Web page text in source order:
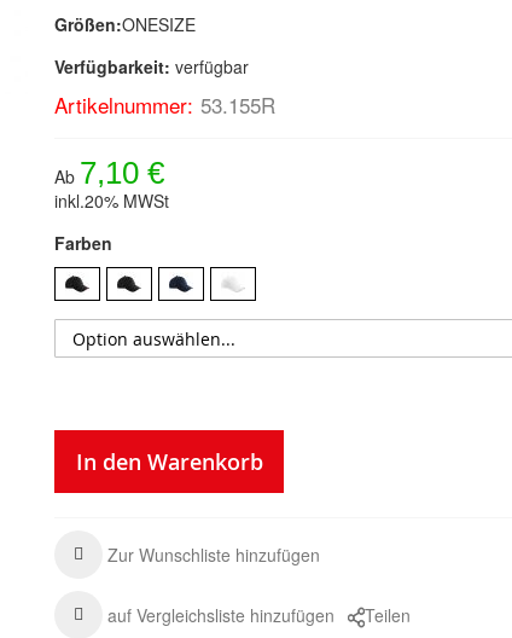
Größen:ONESIZE
Verfügbarkeit: verfügbar
Artikelnummer: 53.155R
Ab 7,10 €
inkl.20% MWSt
Farben
In den Warenkorb
Zur Wunschliste hinzufügen
auf Vergleichsliste hinzufügen Teilen